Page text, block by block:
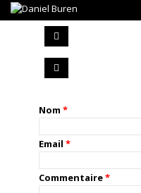
Nom
Email
Commentaire